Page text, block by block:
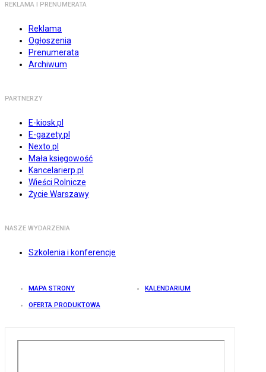
REKLAMA I PRENUMERATA
Reklama
Ogłoszenia
Prenumerata
Archiwum
PARTNERZY
E-kiosk.pl
E-gazety.pl
Nexto.pl
Mała księgowość
Kancelarierp.pl
Wieści Rolnicze
Życie Warszawy
NASZE WYDARZENIA
Szkolenia i konferencje
MAPA STRONY KALENDARIUM
OFERTA PRODUKTOWA